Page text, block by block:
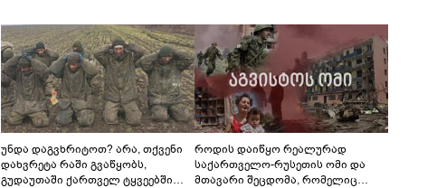
უნდა დაგვხრიტოთ? არა, თქვენი
დახვრეტა რაში გვაწყობს,
გუდაუთაში ქართველ ტყვეებში
როდის დაიწყო რეალურად
საქართველო-რუსეთის ომი და
მთავარი შეცდომა, რომელიც